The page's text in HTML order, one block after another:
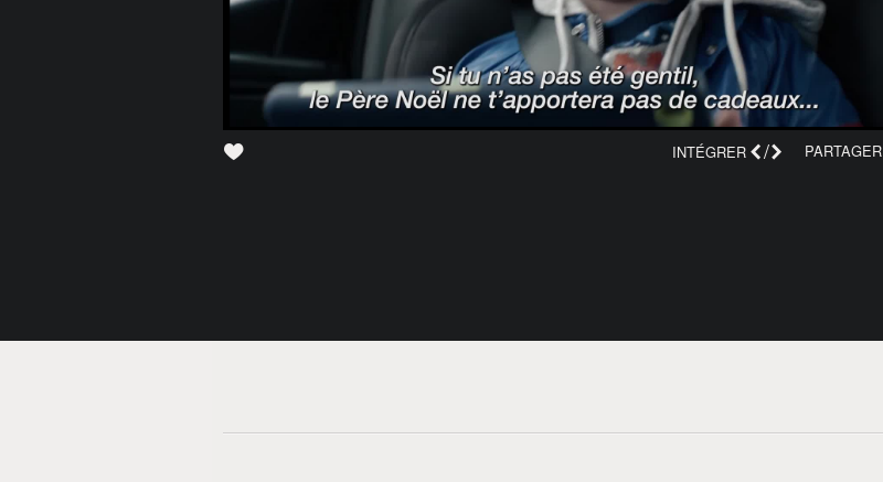
PARTAGER
INTÉGRER /